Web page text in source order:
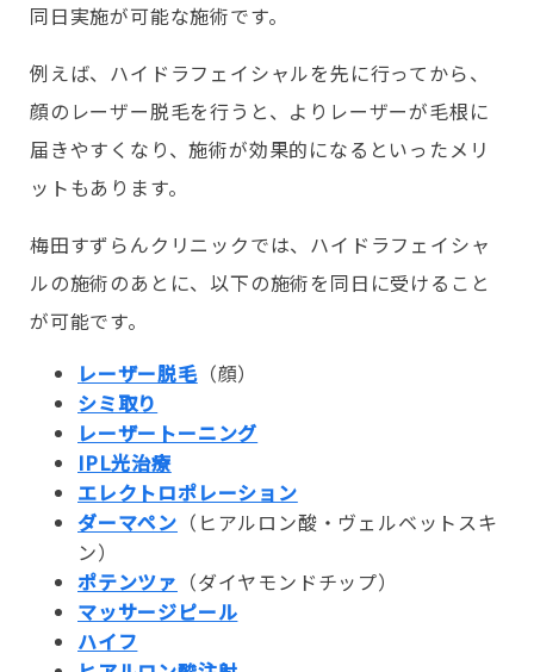
同日実施が可能な施術です。
例えば、ハイドラフェイシャルを先に行ってから、
顔のレーザー脱毛を行うと、よりレーザーが毛根に
届きやすくなり、施術が効果的になるといったメリ
ットもあります。
梅田すずらんクリニックでは、ハイドラフェイシャ
ルの施術のあとに、以下の施術を同日に受けること
が可能です。
レーザー脱毛（顔）
シミ取り
レーザートーニング
IPL光治療
エレクトロポレーション
ダーマペン （ヒアルロン酸・ヴェルベットスキ
ン）
ポテンツァ （ダイヤモンドチップ）
マッサージピール
ハイフ